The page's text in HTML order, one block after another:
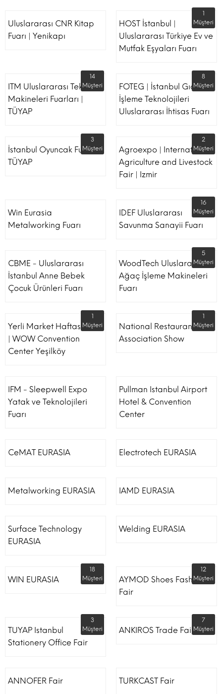
Uluslararası CNR Kitap
Fuarı | Yenikapı
HOST İstanbul |
Uluslararası Türkiye Ev ve
Mutfak Eşyaları Fuarı
1
Müşteri
ITM Uluslararası Tekstil
Makineleri Fuarları |
TÜYAP
14
Müşteri
FOTEG | İstanbul Gıda
İşleme Teknolojileri
Uluslararası İhtisas Fuarı
8
Müşteri
İstanbul Oyuncak Fuarı -
TÜYAP
3
Müşteri
Agroexpo | International
Agriculture and Livestock
Fair | Izmir
2
Müşteri
Win Eurasia
Metalworking Fuarı
IDEF Uluslararası
Savunma Sanayii Fuarı
16
Müşteri
CBME - Uluslararası
İstanbul Anne Bebek
Çocuk Ürünleri Fuarı
WoodTech Uluslararası
Ağaç İşleme Makineleri
Fuarı
5
Müşteri
Yerli Market Haftası Fuarı
| WOW Convention
Center Yeşilköy
1
Müşteri
National Restaurant
Association Show
1
Müşteri
IFM - Sleepwell Expo
Yatak ve Teknolojileri
Fuarı
Pullman Istanbul Airport
Hotel & Convention
Center
CeMAT EURASIA Electrotech EURASIA
Metalworking EURASIA IAMD EURASIA
Surface Technology
EURASIA
Welding EURASIA
WIN EURASIA
18
Müşteri
AYMOD Shoes Fashion
Fair
12
Müşteri
TUYAP Istanbul
Stationery Office Fair
3
Müşteri
ANKIROS Trade Fairs
7
Müşteri
ANNOFER Fair TURKCAST Fair